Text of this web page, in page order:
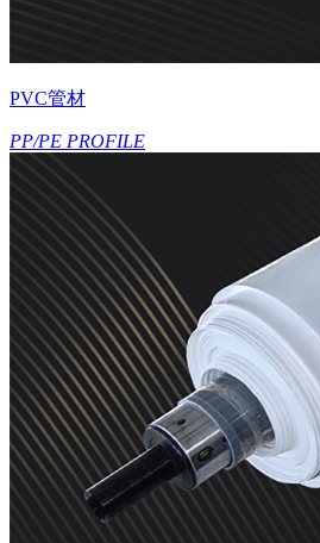
PVC管材
PP/PE PROFILE